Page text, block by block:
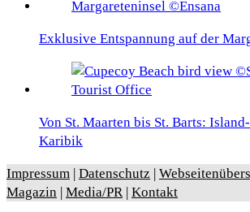
Exklusive Entspannung auf der
Von St. Maarten bis St. Barts:
Karibik
Impressum | Datenschutz |
Magazin | Media/PR | Kontakt